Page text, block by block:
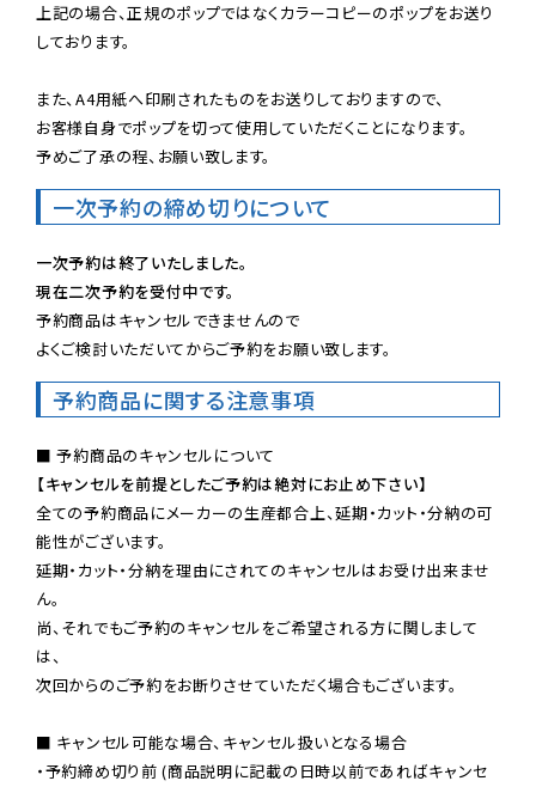
上記の場合、正規のポップではなくカラーコピーのポップをお送り
しております。
また、A4用紙へ印刷されたものをお送りしておりますので、
お客様自身でポップを切って使用していただくことになります。
予めご了承の程、お願い致します。
一次予約の締め切りについて
一次予約は終了いたしました。
現在二次予約を受付中です。
予約商品はキャンセルできませんので
よくご検討いただいてからご予約をお願い致します。
予約商品に関する注意事項
【キャンセルを前提としたご予約は絶対にお止め下さい】
全ての予約商品にメーカーの生産都合上、延期・カット・分納の可
能性がございます。
延期・カット・分納を理由にされてのキャンセルはお受け出来ませ
ん。
尚、それでもご予約のキャンセルをご希望される方に関しまして
は、
次回からのご予約をお断りさせていただく場合もございます。
■ キャンセル可能な場合、キャンセル扱いとなる場合
・予約締め切り前 (商品説明に記載の日時以前であればキャンセ